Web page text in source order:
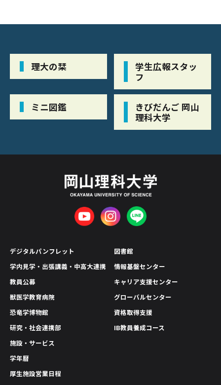
理大の栞
学生広報スタッ
フ
ミニ図鑑
きびだんご 岡山
理科大学
デジタルパンフレット
学内見学・出張講義・中高大連携
教員公募
獣医学教育病院
恐竜学博物館
研究・社会連携部
図書館
情報基盤センター
キャリア支援センター
グローバルセンター
資格取得支援
IB教員養成コース
施設・サービス
学年暦
厚生施設営業日程